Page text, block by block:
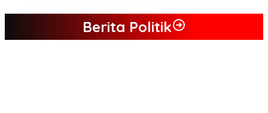
Berita Politik